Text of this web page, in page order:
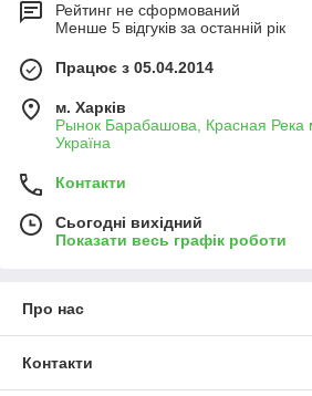
Рейтинг не сформований
Менше 5 відгуків за останній рік
Працює з 05.04.2014
м. Харків
Рынок Барабашова, Красная Река
Україна
Контакти
Сьогодні вихідний
Показати весь графік роботи
Про нас
Контакти